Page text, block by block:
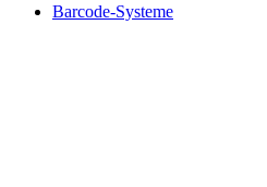
Barcode-Systeme